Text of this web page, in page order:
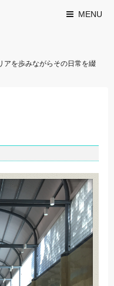
MENU
を歩みながらその日常を綴